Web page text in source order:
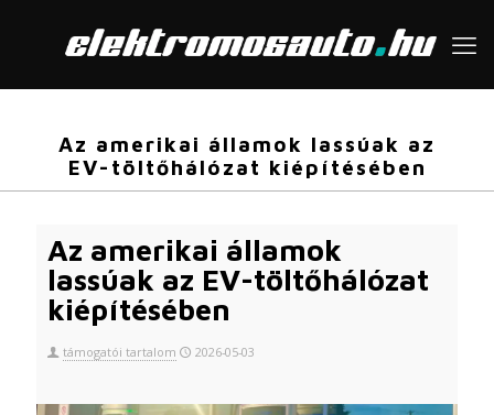
Az amerikai államok lassúak az
EV-töltőhálózat kiépítésében
Az amerikai államok
lassúak az EV-töltőhálózat
kiépítésében
támogatói tartalom 2026-05-03